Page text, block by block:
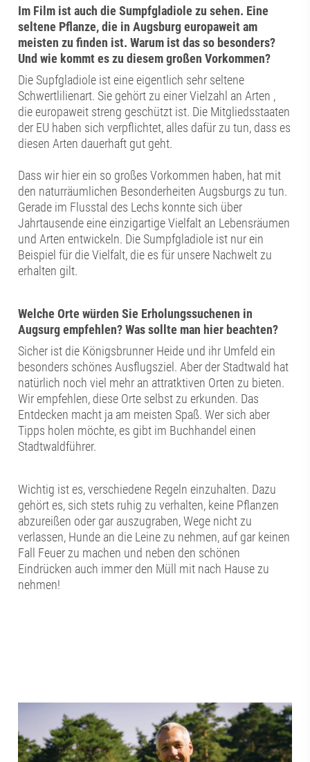
Im Film ist auch die Sumpfgladiole zu sehen. Eine
seltene Pflanze, die in Augsburg europaweit am
meisten zu finden ist. Warum ist das so besonders?
Und wie kommt es zu diesem großen Vorkommen?
Die Supfgladiole ist eine eigentlich sehr seltene
Schwertlilienart. Sie gehört zu einer Vielzahl an Arten ,
die europaweit streng geschützt ist. Die Mitgliedsstaaten
der EU haben sich verpflichtet, alles dafür zu tun, dass es
diesen Arten dauerhaft gut geht.
Dass wir hier ein so großes Vorkommen haben, hat mit
den naturräumlichen Besonderheiten Augsburgs zu tun.
Gerade im Flusstal des Lechs konnte sich über
Jahrtausende eine einzigartige Vielfalt an Lebensräumen
und Arten entwickeln. Die Sumpfgladiole ist nur ein
Beispiel für die Vielfalt, die es für unsere Nachwelt zu
erhalten gilt.
Welche Orte würden Sie Erholungssuchenen in
Augsurg empfehlen? Was sollte man hier beachten?
Sicher ist die Königsbrunner Heide und ihr Umfeld ein
besonders schönes Ausflugsziel. Aber der Stadtwald hat
natürlich noch viel mehr an attratktiven Orten zu bieten.
Wir empfehlen, diese Orte selbst zu erkunden. Das
Entdecken macht ja am meisten Spaß. Wer sich aber
Tipps holen möchte, es gibt im Buchhandel einen
Stadtwaldführer.
Wichtig ist es, verschiedene Regeln einzuhalten. Dazu
gehört es, sich stets ruhig zu verhalten, keine Pflanzen
abzureißen oder gar auszugraben, Wege nicht zu
verlassen, Hunde an die Leine zu nehmen, auf gar keinen
Fall Feuer zu machen und neben den schönen
Eindrücken auch immer den Müll mit nach Hause zu
nehmen!